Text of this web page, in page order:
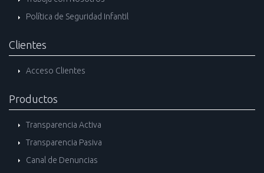
Política de Seguridad Infantil
Clientes
Acceso Clientes
Productos
Transparencia Activa
Transparencia Pasiva
Canal de Denuncias